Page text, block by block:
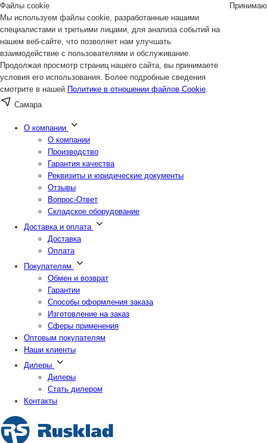
Файлы cookie
Мы используем файлы cookie, разработанные нашими
специалистами и третьими лицами, для анализа событий на
нашем веб-сайте, что позволяет нам улучшать
взаимодействие с пользователями и обслуживание.
Продолжая просмотр страниц нашего сайта, вы принимаете
условия его использования. Более подробные сведения
смотрите в нашей Политике в отношении файлов Cookie.
Принимаю
Самара
О компании
О компании
Производство
Гарантия качества
Реквизиты и юридические документы
Отзывы
Вопрос-Ответ
Складское оборудование
Доставка и оплата
Доставка
Оплата
Покупателям
Обмен и возврат
Гарантии
Способы оформления заказа
Изготовление на заказ
Сферы применения
Оптовым покупателям
Наши клиенты
Дилеры
Дилеры
Стать дилером
Контакты